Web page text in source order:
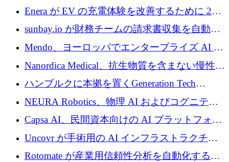
するために 200 万ユーロを調達
Enera が EV の充電体験を改善するために 200
万ドルを調達
sunbay.io が財務チームの請求書収集を自動化
するために 55 万ユーロを調達
Mendo、ヨーロッパでエンタープライズ AI 導
入を拡大するために 1,200 万ユーロを確保
Nanordica Medical、抗生物質を含まない慢性創
傷治療薬を市場に投入するために 160 万ユー
ロを調達
ハンブルクに本拠を置くGeneration Tech
Partnersが5,000万ユーロのAIロールアップファ
NEURA Robotics、物理 AI およびコグニティ
ブ ロボティクス プラットフォームを拡張する
ためにシリーズ C で最大 14 億ドルを確保
Capsa AI、民間資本向けの AI プラットフォー
ムを拡大するために 1,800 万ドルを調達
Uncovr が手術用の AI インフラストラクチャ
を構築するために 700 万ドルを調達
Rotomate が産業用信頼性分析を自動化するた